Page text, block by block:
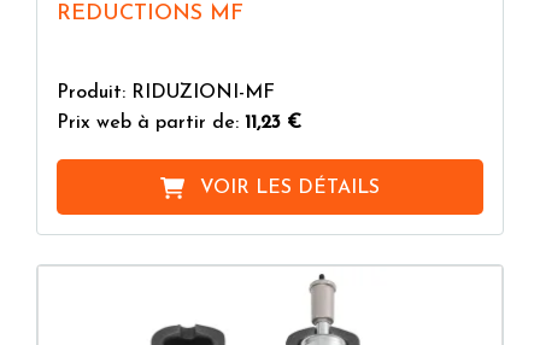
REDUCTIONS MF
Produit: RIDUZIONI-MF
Prix web à partir de: 11,23 €
VOIR LES DÉTAILS